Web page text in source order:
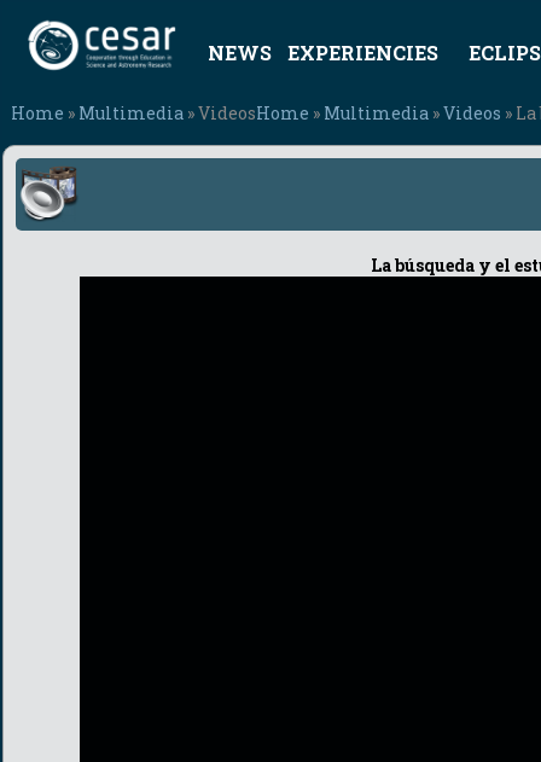
NEWS EXPERIENCIES
Home » Multimedia » VideosHome » Multimedia »Videos »
La búsqueda y el